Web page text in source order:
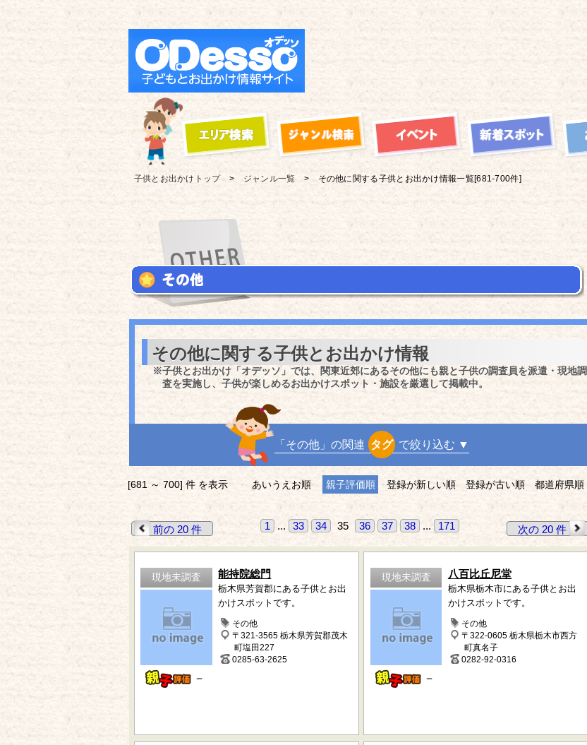
子供とお出かけ トップ ジャンル一覧 その他に関する子供とお出かけ情報一覧[681-700件]
その他に関する子供とお出かけ情報
※子供とお出かけ「オデッソ」では、関東近郊にあるその他にも親と子供の調査員を派遣・現地調
査を実施し、子供が楽しめるお出かけスポット・施設を厳選して掲載中。
「その他」の関連 タグ で絞り込む ▼
[681 ～ 700] 件 を表示 あいうえお順 親子評価順 登録が新しい順 登録が古い順 都道府県順
前の 20 件 1 ... 33 34 35 36 37 38 ... 171 次の 20 件
現地未調査
－
能持院総門
栃木県芳賀郡にある子供とお出
かけスポットです。
その他
〒321-3565 栃木県芳賀郡茂木
町塩田227
0285-63-2625
現地未調査
－
八百比丘尼堂
栃木県栃木市にある子供とお出
かけスポットです。
その他
〒322-0605 栃木県栃木市西方
町真名子
0282-92-0316